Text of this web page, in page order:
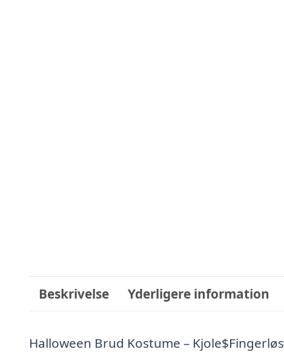
Beskrivelse Yderligere information
Halloween Brud Kostume –